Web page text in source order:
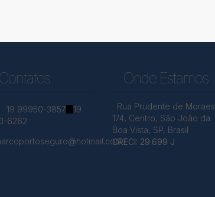
Contatos
19 99950-3857
19
6262
Onde Estamos
Rua Prudente de Moraes
174, Centro, São João da
Boa Vista, SP, Brasil
CRECI: 29.699 J